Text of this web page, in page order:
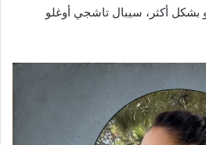
بشكل أكثر، سيبال تاشجي أوغلو